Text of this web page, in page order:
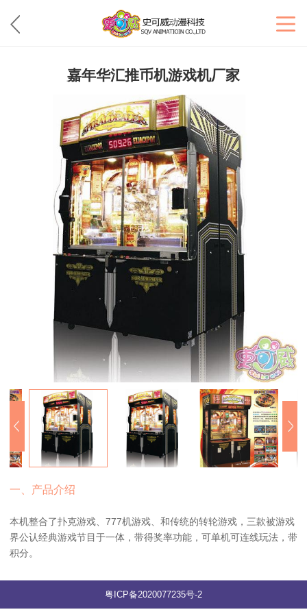
嘉年华汇推币机游戏机厂家
一、产品介绍
本机整合了扑克游戏、777机游戏、和传统的转轮游戏，三款被游戏
界公认经典游戏节目于一体，带得奖率功能，可单机可连线玩法，带
积分。
粤ICP备2020077235号-2